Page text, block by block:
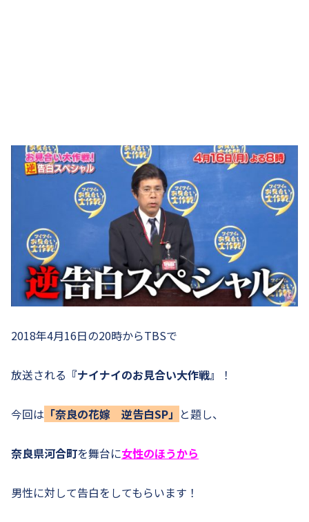
2018年4月16日の20時からTBSで
放送される 『ナイナイのお見合い大作戦』 ！
今回は 「奈良の花嫁 逆告白SP」 と題し、
奈良県河合町を舞台に女性のほうから
男性に対して告白をしてもらいます！